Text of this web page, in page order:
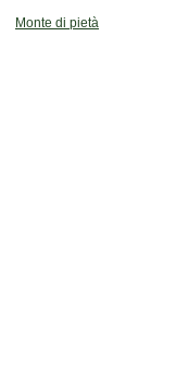
Monte di pietà